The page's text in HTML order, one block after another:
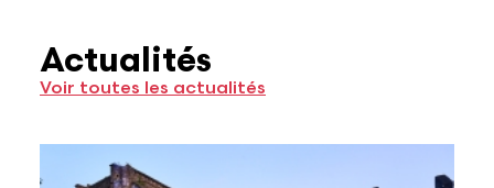
Actualités
Voir toutes les actualités